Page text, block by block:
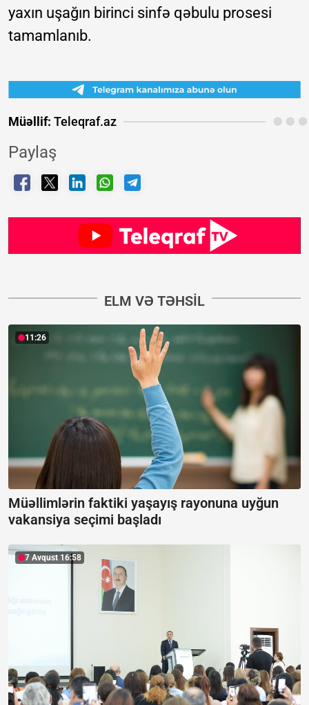
yaxın uşağın birinci sinfə qəbulu prosesi
tamamlanıb.
Müəllif: Teleqraf.az
Paylaş
ELM VƏ TƏHSIL
11:26
Müəllimlərin faktiki yaşayış rayonuna uyğun
vakansiya seçimi başladı
7 Avqust 16:58